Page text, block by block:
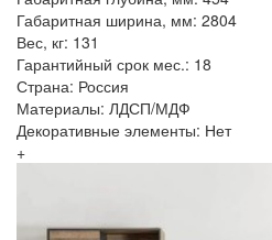
Габаритная ширина, мм: 2804
Вес, кг: 131
Гарантийный срок мес.: 18
Страна: Россия
Материалы: ЛДСП/МДФ
Декоративные элементы: Нет
+